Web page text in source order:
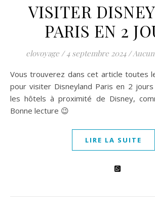
VISITER
PARIS EN 2
elovoyage / 4 septembre 2024 /
Vous trouverez dans cet article toutes les infos pratiques
pour visiter Disneyland Paris en 2 jours
les hôtels à proximité de Disney,
Bonne lecture 😉
LIRE LA SUITE